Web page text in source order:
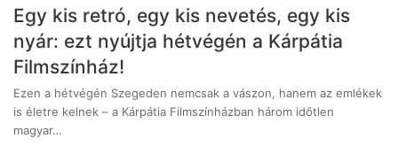
Egy kis retró, egy kis nevetés, egy kis
nyár: ezt nyújtja hétvégén a Kárpátia
Filmszínház!
Ezen a hétvégén Szegeden nemcsak a vászon, hanem az emlékek
is életre kelnek – a Kárpátia Filmszínházban három időtlen
magyar…